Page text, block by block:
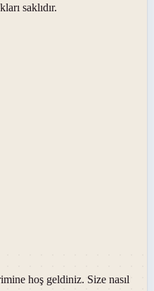
saklıdır.
hoş geldiniz. Size nasıl